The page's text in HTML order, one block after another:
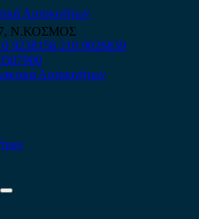
Ν.ΚΟΣΜΟΣ
9238158 210 9026839